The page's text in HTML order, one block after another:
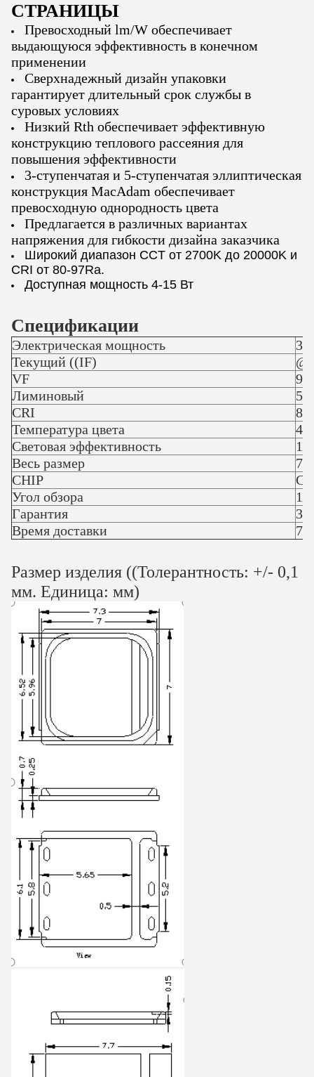
СТРАНИЦЫ
Превосходный lm/W обеспечивает
выдающуюся эффективность в конечном
применении
Сверхнадежный дизайн упаковки
гарантирует длительный срок службы в
суровых условиях
Низкий Rth обеспечивает эффективную
конструкцию теплового рассеяния для
повышения эффективности
3-ступенчатая и 5-ступенчатая эллиптическая
конструкция MacAdam обеспечивает
превосходную однородность цвета
Предлагается в различных вариантах
напряжения для гибкости дизайна заказчика
Широкий диапазон CCT от 2700K до 20000K и
CRI от 80-97Ra.
Доступная мощность 4-15 Вт
Спецификации
Электрическая мощность
Текущий ((IF)
VF
Лиминовый
CRI
80
Температура цвета
Световая эффективность
Весь размер
CHIP
Угол обзора
Гарантия
3
Время доставки
7-
Размер изделия ((Толерантность: +/- 0,1
мм. Единица: мм)